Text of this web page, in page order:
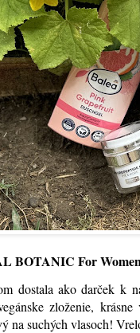
BOTANIC For
dostala ako darček k
zloženie,
na suchých vlasoch!